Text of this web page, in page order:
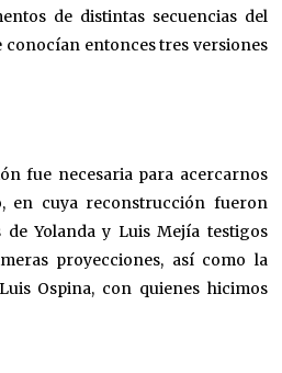
de distintas secuencias del
entonces tres versiones
fue necesaria para acercarnos
en cuya reconstrucción fueron
de Yolanda y Luis Mejía testigos
proyecciones, así como la
Ospina, con quienes hicimos